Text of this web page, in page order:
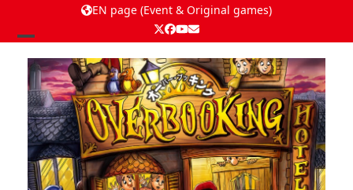
EN page (Event & Original games)
Twitter
Facebook
YouTube
Email
Open
mobile
menu
Close
mobile
menu